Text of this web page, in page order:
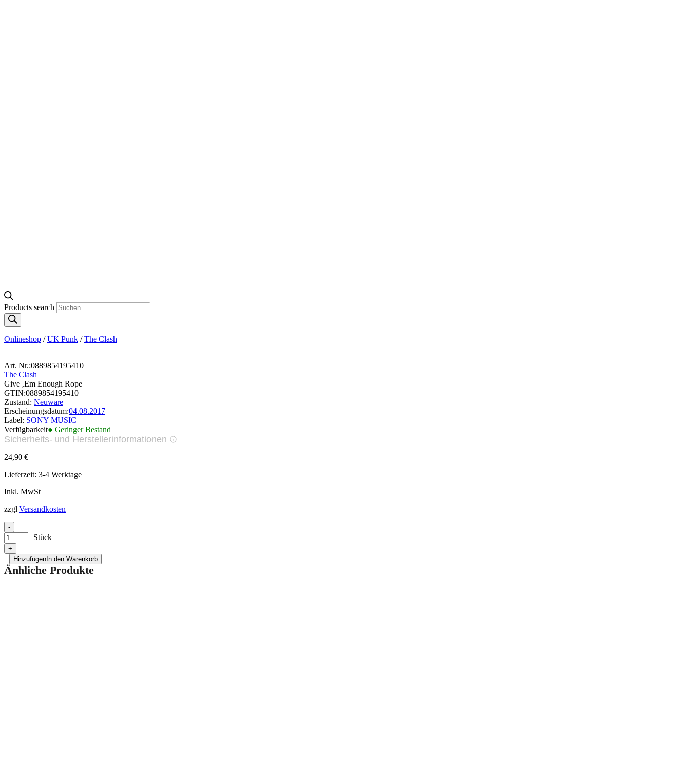
Products search
Onlineshop /UK Punk /The Clash
Art. Nr.:0889854195410
The Clash
Give ‚Em Enough Rope
GTIN:0889854195410
Zustand: Neuware
Erscheinungsdatum:04.08.2017
Label: SONY MUSIC
Verfügbarkeit● Geringer Bestand
Sicherheits- und Herstellerinformationen
24,90 €
Lieferzeit: 3-4 Werktage
Inkl. MwSt
zzgl Versandkosten
-
Stück
+
Hinzufügen In den Warenkorb
Änhliche Produkte